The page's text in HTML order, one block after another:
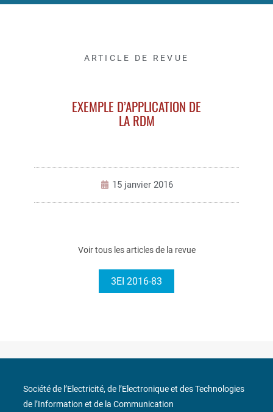
ARTICLE DE REVUE
EXEMPLE D’APPLICATION DE
LA RDM
15 janvier 2016
Voir tous les articles de la revue
3EI 2016-83
Société de l’Electricité, de l’Electronique et des Technologies
de l’Information et de la Communication